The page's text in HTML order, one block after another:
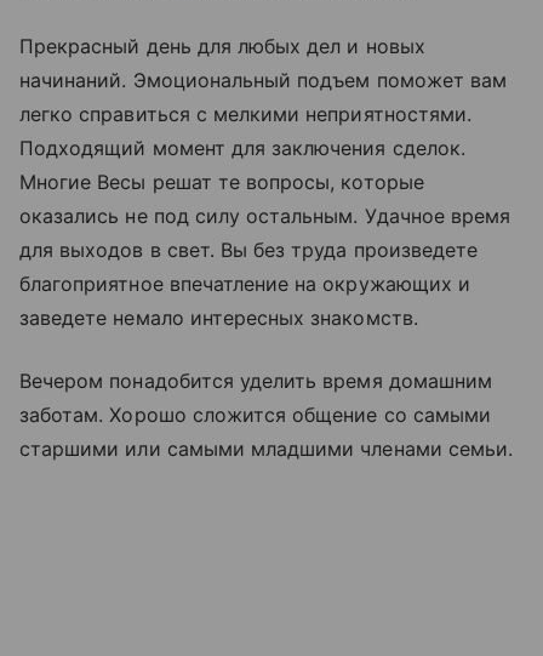
Прекрасный день для любых дел и новых
начинаний. Эмоциональный подъем поможет вам
легко справиться с мелкими неприятностями.
Подходящий момент для заключения сделок.
Многие Весы решат те вопросы, которые
оказались не под силу остальным. Удачное время
для выходов в свет. Вы без труда произведете
благоприятное впечатление на окружающих и
заведете немало интересных знакомств.
Вечером понадобится уделить время домашним
заботам. Хорошо сложится общение со самыми
старшими или самыми младшими членами семьи.